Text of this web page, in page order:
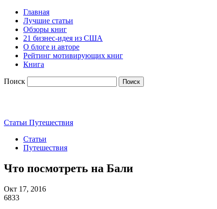
Главная
Лучшие статьи
Обзоры книг
21 бизнес-идея из США
О блоге и авторе
Рейтинг мотивирующих книг
Книга
Поиск
Статьи Путешествия
Статьи
Путешествия
Что посмотреть на Бали
Окт 17, 2016
6833